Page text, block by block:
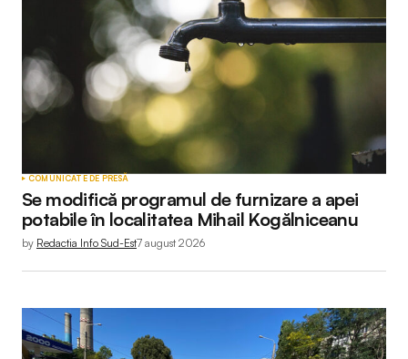
COMUNICATE DE PRESĂ
Se modifică programul de furnizare a apei
potabile în localitatea Mihail Kogălniceanu
by Redactia Info Sud-Est7 august 2026